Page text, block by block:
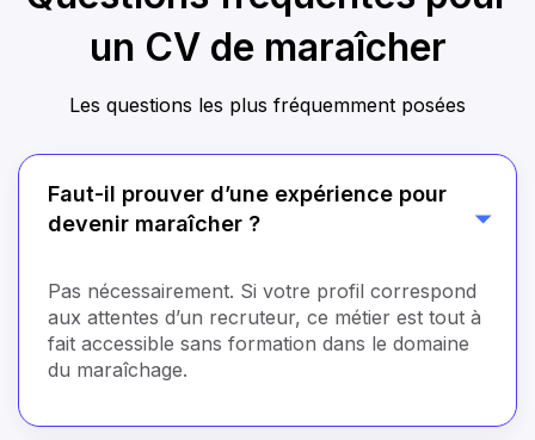
un CV de maraîcher
Les questions les plus fréquemment posées
Faut-il prouver d’une expérience pour
devenir maraîcher ?
Pas nécessairement. Si votre profil correspond
aux attentes d’un recruteur, ce métier est tout à
fait accessible sans formation dans le domaine
du maraîchage.